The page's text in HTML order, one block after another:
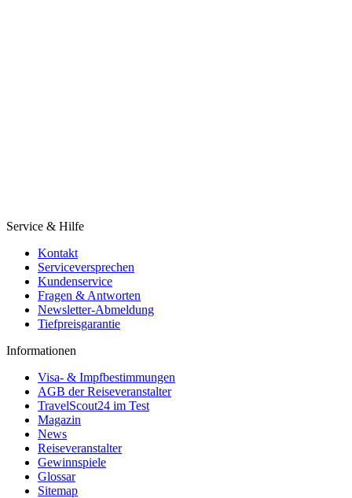
Service & Hilfe
Kontakt
Serviceversprechen
Kundenservice
Fragen & Antworten
Newsletter-Abmeldung
Tiefpreisgarantie
Informationen
Visa- & Impfbestimmungen
AGB der Reiseveranstalter
TravelScout24 im Test
Magazin
News
Reiseveranstalter
Gewinnspiele
Glossar
Sitemap